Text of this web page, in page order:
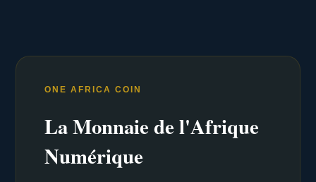
ONE AFRICA COIN
La Monnaie de l'Afrique
Numérique